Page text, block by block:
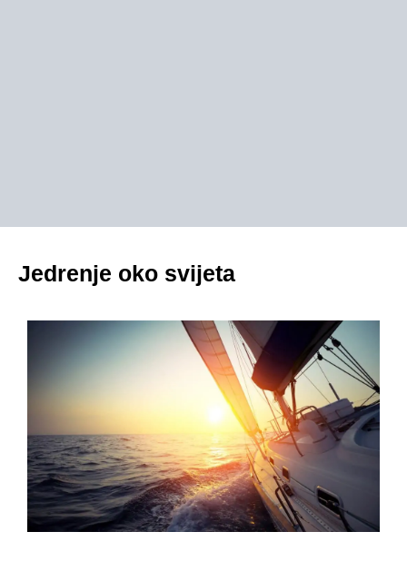
Jedrenje oko svijeta